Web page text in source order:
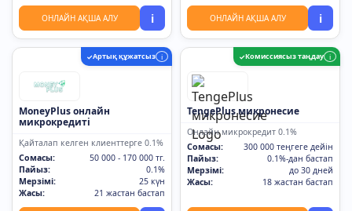
ОНЛАЙН АҚША АЛУ i ОНЛАЙН АҚША АЛУ i
✓Артық құжатсыз i
MoneyPlus онлайн
микрокредиті
Қайталап келген клиенттерге 0.1%
Сомасы:
50 000 - 170 000 тг.
Пайыз:
0.1%
Мерзімі:
25 күн
Жасы:
21 жастан бастап
✓Комиссиясыз таңдау i
TengePlus микронесие
Онлайн микрокредит 0.1%
Сомасы:
300 000 теңгеге дейін
Пайыз:
0.1%-дан бастап
Мерзімі:
до 30 дней
Жасы:
18 жастан бастап